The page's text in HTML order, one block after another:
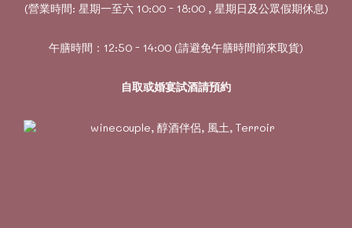
(營業時間: 星期一至六 10:00 - 18:00 , 星期日及公眾假期休息)
午膳時間：12:50 - 14:00 (請避免午膳時間前來取貨)
自取或婚宴試酒請預約